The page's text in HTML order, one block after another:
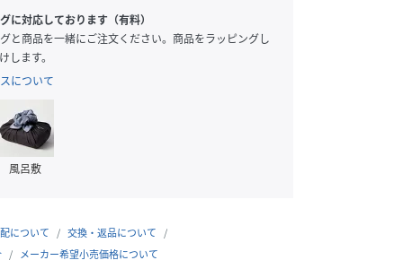
に対応しております（有料）
と商品を一緒にご注文ください。商品をラッピングし
します。
について
風呂敷
について
交換・返品について
メーカー希望小売価格について